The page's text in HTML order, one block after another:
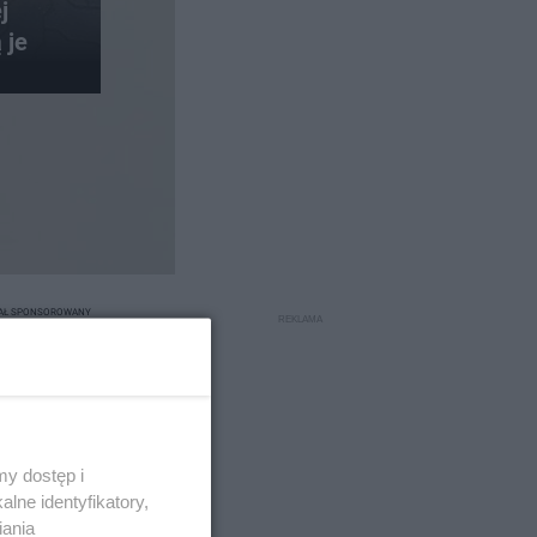
je
na
SPONSOROWANY
dostęp i
identyfikatory,